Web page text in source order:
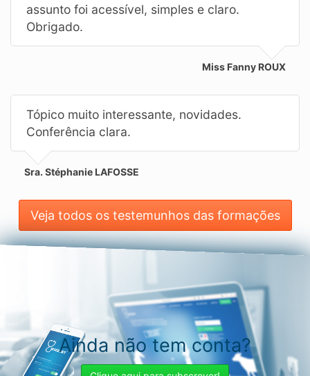
assunto foi acessível, simples e claro.
Obrigado.
Miss Fanny ROUX
Tópico muito interessante, novidades.
Conferência clara.
Sra. Stéphanie LAFOSSE
Veja todos os testemunhos das formações
Ainda não tem conta?